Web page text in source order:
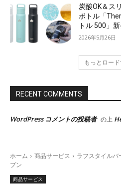
炭酸OK＆ス
ボトル「
トル 500」新
2026年5月26日
もっとロー
RECENT COMMENTS
WordPress コメントの投稿者 の上